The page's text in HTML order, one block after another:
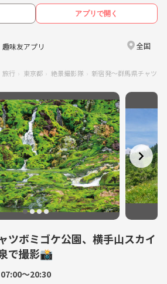
アプリで開く
趣味友アプリ 全国
旅行 東京都 絶景撮影隊 新宿発〜群馬県チャツ
ツボミゴケ公園、横手山スカイ
で撮影📸
〜20:30